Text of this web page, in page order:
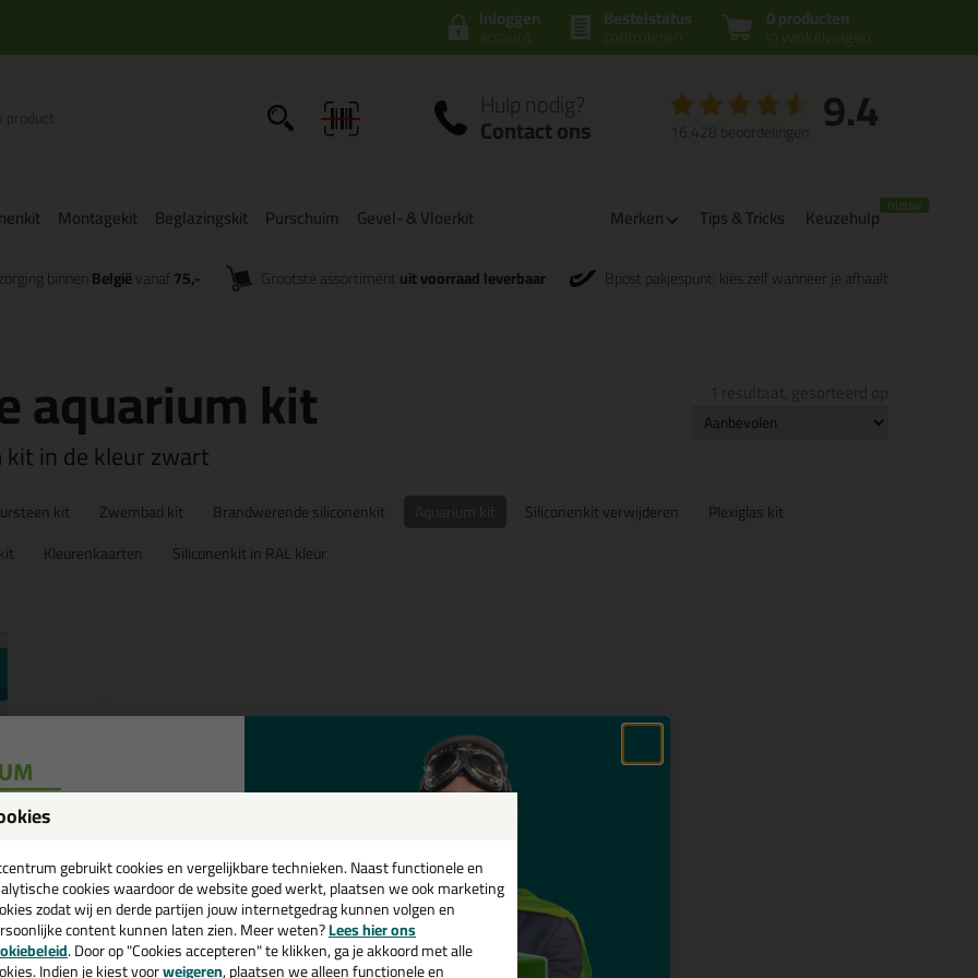
0 producten
in winkelwagen
Bestelstatus
controleren
Inloggen
account
Hulp nodig?
Contact ons 9.4
16.428 beoordelingen
Montagekit Beglazingskit Purschuim Gevel- & Vloerkit Merken Tips & Tricks Keuzehulp
binnenBelgiëvanaf 75,- Grootste assortiment uit voorraad leverbaar Bpost pakjespunt: kies zelf wanneer je afhaalt
aquarium kit
in de kleur zwart
kit Zwembad kit Brandwerende siliconenkit Siliconenkit verwijderen
Plexiglas kit
Kleurenkaarten Siliconenkit in RAL kleur
leverbaar!
(12)
gebruikt cookies en vergelijkbare technieken. Naast functionele en
cookies waardoor de website goed werkt, plaatsen we ook marketing
zodat wij en derde partijen jouw internetgedrag kunnen volgen en
content kunnen laten zien. Meer weten?Lees hier ons
. Door op "Cookies accepteren" te klikken, ga je akkoord met alle
Indien je kiest voorweigeren, plaatsen we alleen functionele en
💚
en ontvang een
€35,-bij je eerste bestelling!